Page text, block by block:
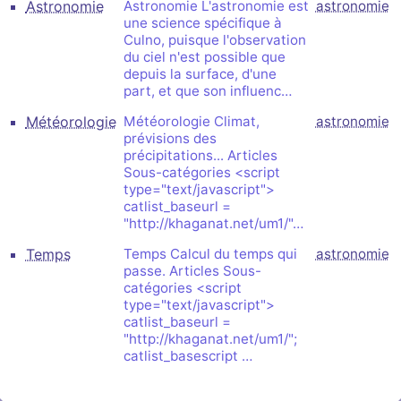
Astronomie
Astronomie L'astronomie est
une science spécifique à
Culno, puisque l'observation
du ciel n'est possible que
depuis la surface, d'une
part, et que son influenc…
astronomie
Météorologie Météorologie Climat,
prévisions des
précipitations... Articles
Sous-catégories <script
type="text/javascript">
catlist_baseurl =
"http://khaganat.net/um1/"…
astronomie
Temps
Temps Calcul du temps qui
passe. Articles Sous-
catégories <script
type="text/javascript">
catlist_baseurl =
"http://khaganat.net/um1/";
catlist_basescript …
astronomie